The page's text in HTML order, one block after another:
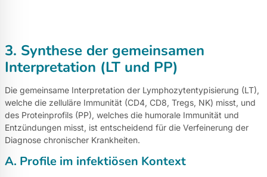
3. Synthese der gemeinsamen
Interpretation (LT und PP)
Die gemeinsame Interpretation der Lymphozytentypisierung (LT),
welche die zelluläre Immunität (CD4, CD8, Tregs, NK) misst, und
des Proteinprofils (PP), welches die humorale Immunität und
Entzündungen misst, ist entscheidend für die Verfeinerung der
Diagnose chronischer Krankheiten.
A. Profile im infektiösen Kontext